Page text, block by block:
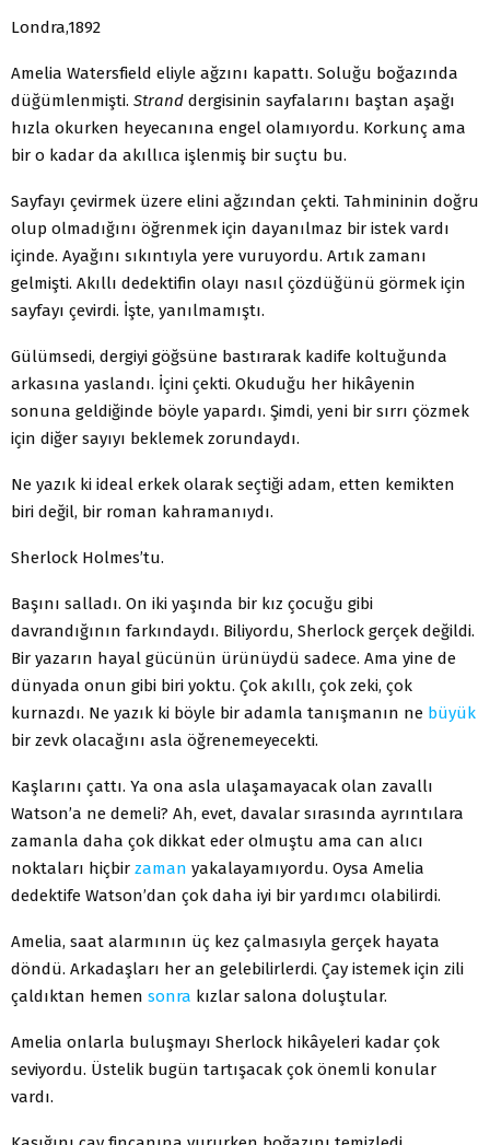
Londra,1892
Amelia Watersfield eliyle ağzını kapattı. Soluğu boğazında
düğümlenmişti. Strand dergisinin sayfalarını baştan aşağı
hızla okurken heyecanına engel olamıyordu. Korkunç ama
bir o kadar da akıllıca işlenmiş bir suçtu bu.
Sayfayı çevirmek üzere elini ağzından çekti. Tahmininin doğru
olup olmadığını öğrenmek için dayanılmaz bir istek vardı
içinde. Ayağını sıkıntıyla yere vuruyordu. Artık zamanı
gelmişti. Akıllı dedektifin olayı nasıl çözdüğünü görmek için
sayfayı çevirdi. İşte, yanılmamıştı.
Gülümsedi, dergiyi göğsüne bastırarak kadife koltuğunda
arkasına yaslandı. İçini çekti. Okuduğu her hikâyenin
sonuna geldiğinde böyle yapardı. Şimdi, yeni bir sırrı çözmek
için diğer sayıyı beklemek zorundaydı.
Ne yazık ki ideal erkek olarak seçtiği adam, etten kemikten
biri değil, bir roman kahramanıydı.
Sherlock Holmes’tu.
Başını salladı. On iki yaşında bir kız çocuğu gibi
davrandığının farkındaydı. Biliyordu, Sherlock gerçek değildi.
Bir yazarın hayal gücünün ürünüydü sadece. Ama yine de
dünyada onun gibi biri yoktu. Çok akıllı, çok zeki, çok
kurnazdı. Ne yazık ki böyle bir adamla tanışmanın ne büyük
bir zevk olacağını asla öğrenemeyecekti.
Kaşlarını çattı. Ya ona asla ulaşamayacak olan zavallı
Watson’a ne demeli? Ah, evet, davalar sırasında ayrıntılara
zamanla daha çok dikkat eder olmuştu ama can alıcı
noktaları hiçbir zaman yakalayamıyordu. Oysa Amelia
dedektife Watson’dan çok daha iyi bir yardımcı olabilirdi.
Amelia, saat alarmının üç kez çalmasıyla gerçek hayata
döndü. Arkadaşları her an gelebilirlerdi. Çay istemek için zili
çaldıktan hemen sonra kızlar salona doluştular.
Amelia onlarla buluşmayı Sherlock hikâyeleri kadar çok
seviyordu. Üstelik bugün tartışacak çok önemli konular
vardı.